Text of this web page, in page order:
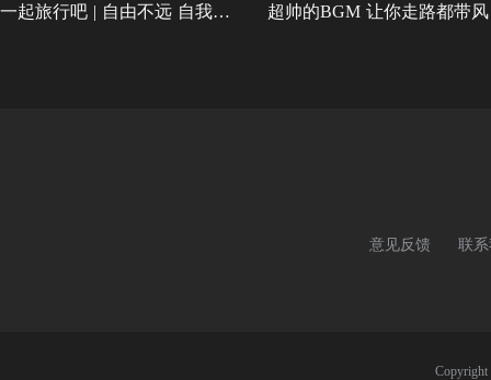
一起旅行吧 | 自由不远 自我永恒 超帅的BGM 让你走路都带风
意见反馈 联